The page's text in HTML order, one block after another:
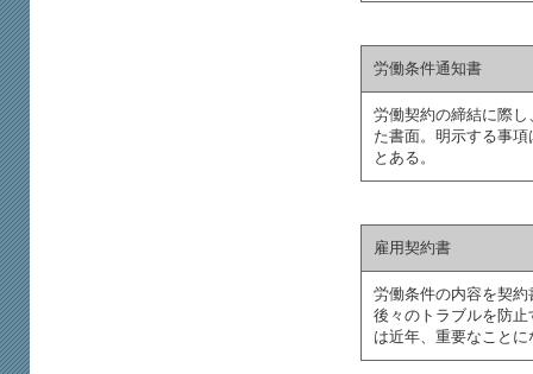
労働条件通知書
労働契約の締結に際
た書面。明示する事
とある。
雇用契約書
労働条件の内容を契
後々のトラブルを防
は近年、重要なこと